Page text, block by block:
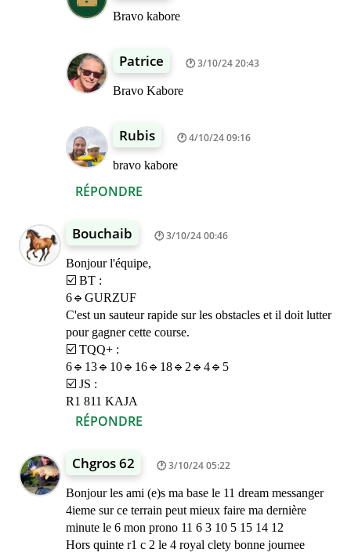
RÉPONDRE
Bravo kabore
Patrice 3/10/24 20:43
Bravo Kabore
Rubis 4/10/24 09:16
bravo kabore
Bouchaib 3/10/24 00:46
Bonjour l'équipe,
☑️ BT :
6🔹GURZUF
C'est un sauteur rapide sur les obstacles et il doit lutter
pour gagner cette course.
☑️ TQQ+ :
6🔹13🔹10🔹16🔹18🔹2🔹4🔹5
☑️ JS :
R1 811 KAJA
RÉPONDRE
Chgros 62 3/10/24 05:22
Bonjour les ami (e)s ma base le 11 dream messanger
4ieme sur ce terrain peut mieux faire ma dernière
minute le 6 mon prono 11 6 3 10 5 15 14 12
Hors quinte r1 c 2 le 4 royal clety bonne journee